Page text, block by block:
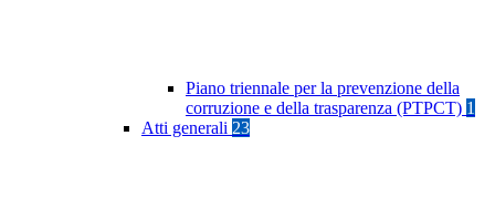
Piano triennale per la prevenzione della
corruzione e della trasparenza (PTPCT) 1
Atti generali 23